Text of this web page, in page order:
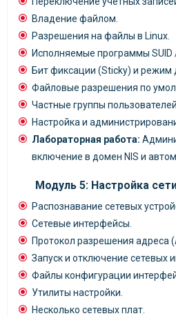
Владение файлом.
Разрешения на файлы в Linux.
Исполняемые программы SUID /
Бит фиксации (Sticky) и режим
Файловые разрешения по
Частные группы пользователей.
Настройка и
Лабораторная работа:
включение в домен NIS и
Модуль 5: Настройка
Распознавание сетевых
Сетевые интерфейсы.
Протокол разрешения адреса
Запуск и отключение сетевых
Файлы конфигурации
Утилиты настройки.
Несколько сетевых плат.